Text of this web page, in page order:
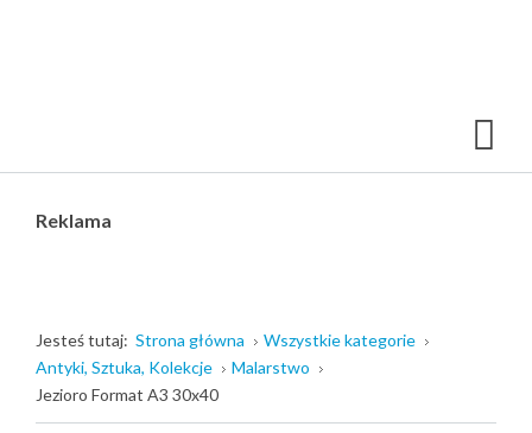
Reklama
Jesteś tutaj: Strona główna
Wszystkie kategorie
Antyki, Sztuka, Kolekcje
Malarstwo
Jezioro Format A3 30x40